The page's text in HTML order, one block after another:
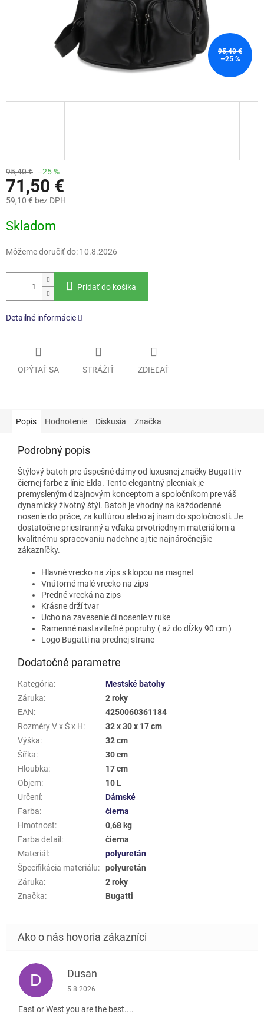
95,40 €
–25 %
95,40 € –25 %
71,50 €
59,10 € bez DPH
cena:
Skladom
Môžeme doručiť do: 10.8.2026
Pridať do košíka
Detailné informácie
OPÝTAŤ SA STRÁŽIŤ ZDIEĽAŤ
Popis Hodnotenie Diskusia Značka
Podrobný popis
Štýlový batoh pre úspešné dámy od luxusnej značky Bugatti v
čiernej farbe z línie Elda. Tento elegantný plecniak je
premysleným dizajnovým konceptom a spoločníkom pre váš
dynamický životný štýl. Batoh jevhodný na každodenné
nosenie do práce, za kultúrou alebo aj inam do spoločnosti. Je
dostatočne priestranný a vďaka prvotriednym materiálom a
kvalitnému spracovaniu nadchne aj tie najnáročnejšie
zákazníčky.
Hlavné vrecko na zips s klopou na magnet
Vnútorné malé vrecko na zips
Predné vrecká na zips
Krásne drží tvar
Ucho na zavesenie či nosenie v ruke
Ramenné nastaviteľné popruhy ( až do dĺžky 90 cm )
Logo Bugatti na prednej strane
Dodatočné parametre
Kategória:
Mestské batohy
Záruka:
2 roky
EAN:
4250060361184
Rozměry V x Š x H:
32 x 30 x 17 cm
Výška:
32 cm
Šířka:
30 cm
Hloubka:
17 cm
Objem:
10 L
Určení:
Dámské
Farba:
čierna
Hmotnost:
0,68 kg
Farba detail :
čierna
Materiál :
polyuretán
Špecifikácia materiálu:
polyuretán
Záruka:
2 roky
Značka: Bugatti
D Dusan
Hodnotenie obchodu je 5 z 5 hviezdičiek.
5.8.2026
East or West you are the best....